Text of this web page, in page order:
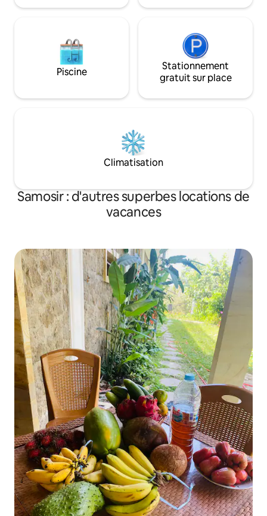
Piscine
Stationnement
gratuit sur place
Climatisation
Samosir : d'autres superbes locations de
vacances